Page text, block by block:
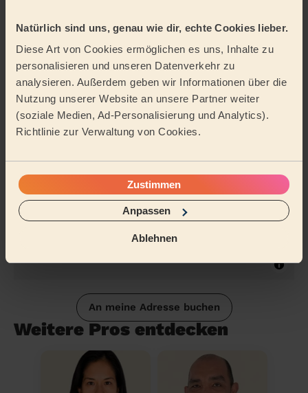
Natürlich sind uns, genau wie dir, echte Cookies lieber.
Diese Art von Cookies ermöglichen es uns, Inhalte zu
personalisieren und unseren Datenverkehr zu
analysieren. Außerdem geben wir Informationen über die
Nutzung unserer Website an unsere Partner weiter
(soziale Medien, Ad-Personalisierung und Analytics).
Richtlinie zur Verwaltung von Cookies.
Zustimmen
Anpassen
Ablehnen
Reinigungsmittel
Tätigkeitsbereich
An meine Adresse buchen
Weitere Pros entdecken